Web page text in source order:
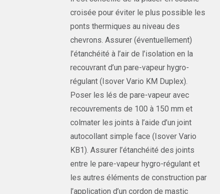
croisée pour éviter le plus possible les
ponts thermiques au niveau des
chevrons. Assurer (éventuellement)
l’étanchéité à l’air de l’isolation en la
recouvrant d’un pare-vapeur hygro-
régulant (Isover Vario KM Duplex).
Poser les lés de pare-vapeur avec
recouvrements de 100 à 150 mm et
colmater les joints à l’aide d’un joint
autocollant simple face (Isover Vario
KB1). Assurer l’étanchéité des joints
entre le pare-vapeur hygro-régulant et
les autres éléments de construction par
l’application d’un cordon de mastic